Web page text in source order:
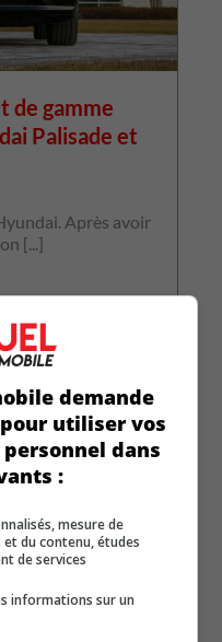
de gamme
Palisade et
Après avoir
[...]
demande
utiliser vos
dans
:
mesure de
du contenu, études
de services
informations sur un